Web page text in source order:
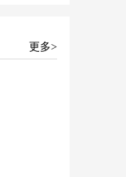
更多>